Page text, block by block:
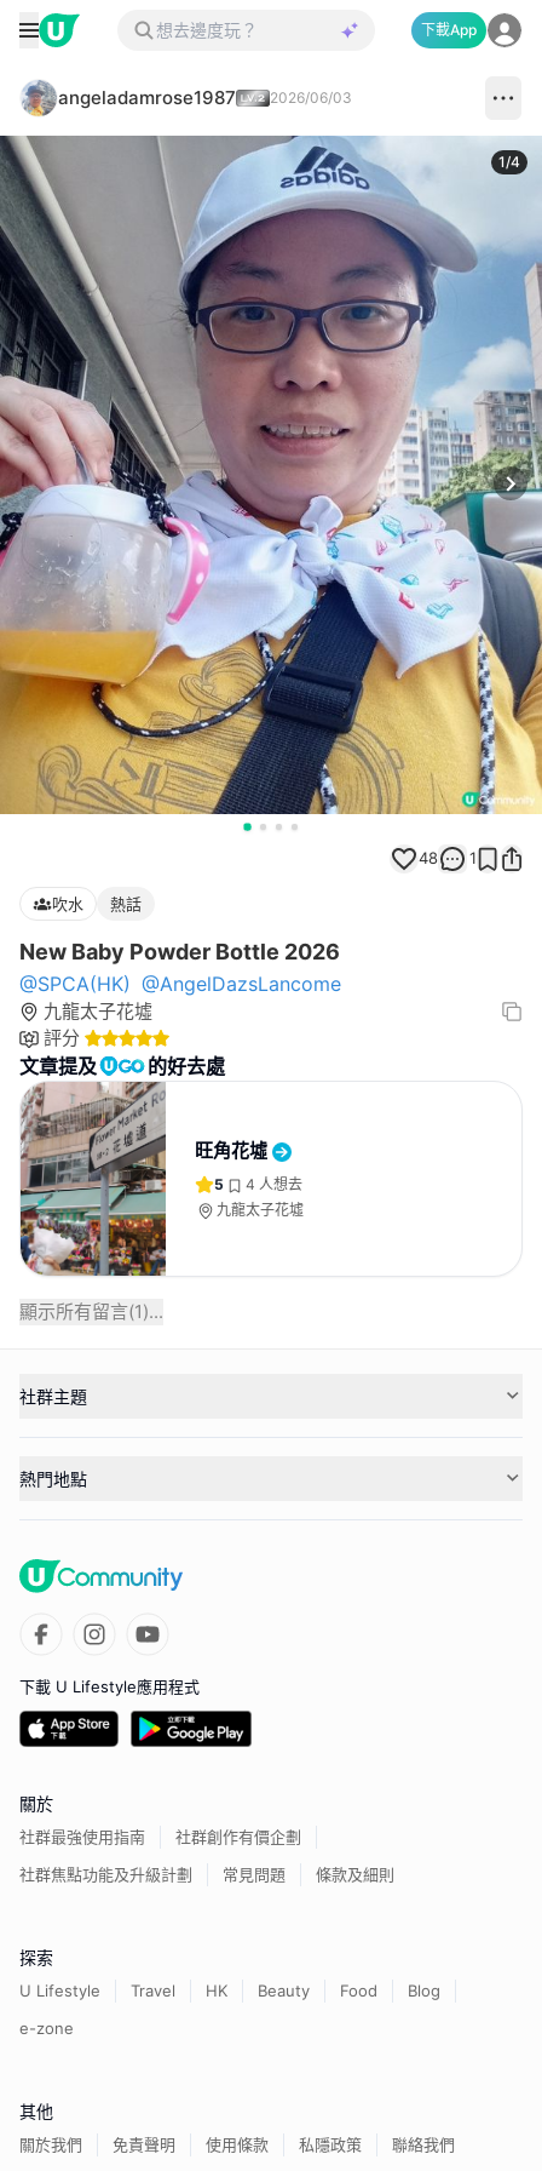
下載App
angeladamrose1987 2026/06/03
1/4
48 1
吹水 熱話
New Baby Powder Bottle 2026
@SPCA(HK) @AngelDazsLancome
九龍太子花墟
評分
文章提及 的好去處
旺角花墟
5 4 人想去
九龍太子花墟
顯示所有留言(1)...
社群主題
熱門地點
下載 U Lifestyle應用程式
關於
社群最強使用指南
社群創作有價企劃
社群焦點功能及升級計劃
常見問題 條款及細則
探索
U Lifestyle Travel HK Beauty Food
Blog
e-zone
其他
關於我們 免責聲明 使用條款 私隱政策 聯絡我們